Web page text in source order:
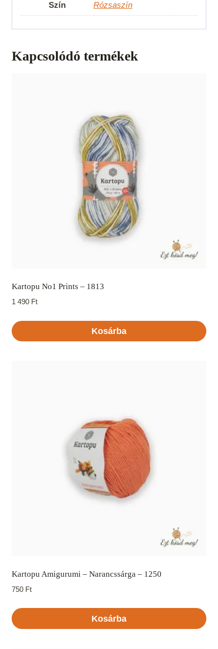
Szín Rózsaszín
Kapcsolódó termékek
Kartopu No1 Prints – 1813
1 490 Ft
Kosárba
Kartopu Amigurumi – Narancssárga – 1250
750 Ft
Kosárba